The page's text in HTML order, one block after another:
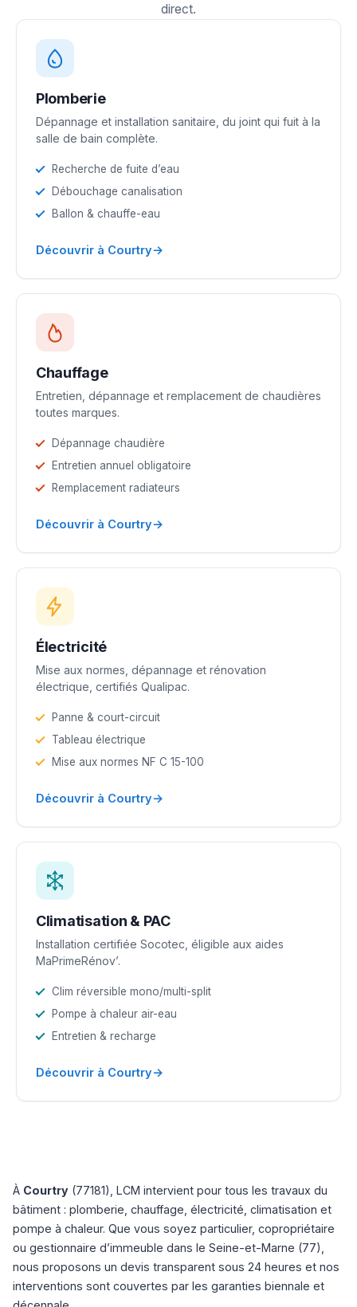
direct.
Plomberie
Dépannage et installation sanitaire, du joint qui fuit à la
salle de bain complète.
Recherche de fuite d’eau
Débouchage canalisation
Ballon & chauffe-eau
Découvrir à Courtry→
Chauffage
Entretien, dépannage et remplacement de chaudières
toutes marques.
Dépannage chaudière
Entretien annuel obligatoire
Remplacement radiateurs
Découvrir à Courtry→
Électricité
Mise aux normes, dépannage et rénovation
électrique, certifiés Qualipac.
Panne & court-circuit
Tableau électrique
Mise aux normes NF C 15-100
Découvrir à Courtry→
Climatisation & PAC
Installation certifiée Socotec, éligible aux aides
MaPrimeRénov’.
Clim réversible mono/multi-split
Pompe à chaleur air-eau
Entretien & recharge
Découvrir à Courtry→
À Courtry (77181), LCM intervient pour tous les travaux du
bâtiment : plomberie, chauffage, électricité, climatisation et
pompe à chaleur. Que vous soyez particulier, copropriétaire
ou gestionnaire d’immeuble dans le Seine-et-Marne (77),
nous proposons un devis transparent sous 24 heures et nos
interventions sont couvertes par les garanties biennale et